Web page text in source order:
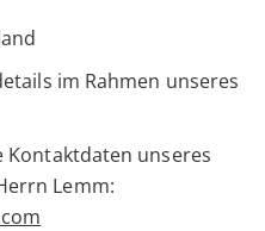
im Rahmen unseres
Kontaktdaten unseres
Lemm: